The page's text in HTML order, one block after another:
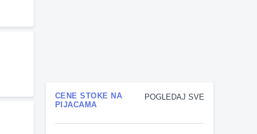
POGLEDAJ SVE
CENE STOKE NA
PIJACAMA